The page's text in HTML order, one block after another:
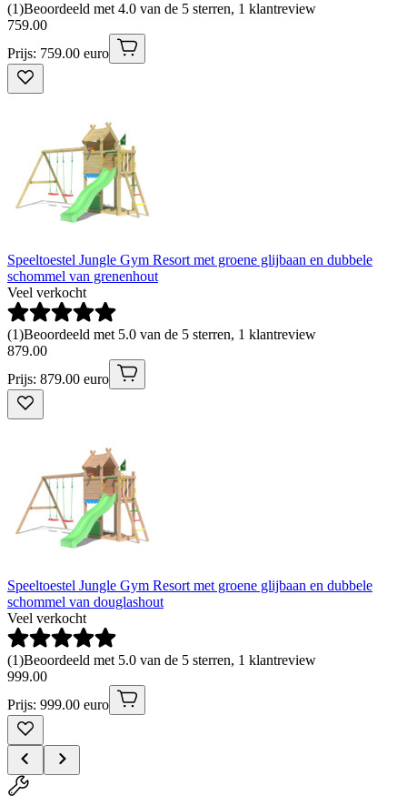
(1)Beoordeeld met 4.0 van de 5 sterren, 1 klantreview
759.00
Prijs: 759.00 euro
Speeltoestel Jungle Gym Resort met groene glijbaan en dubbele
schommel van grenenhout
Veel verkocht
(1)Beoordeeld met 5.0 van de 5 sterren, 1 klantreview
879.00
Prijs: 879.00 euro
Speeltoestel Jungle Gym Resort met groene glijbaan en dubbele
schommel van douglashout
Veel verkocht
(1)Beoordeeld met 5.0 van de 5 sterren, 1 klantreview
999.00
Prijs: 999.00 euro